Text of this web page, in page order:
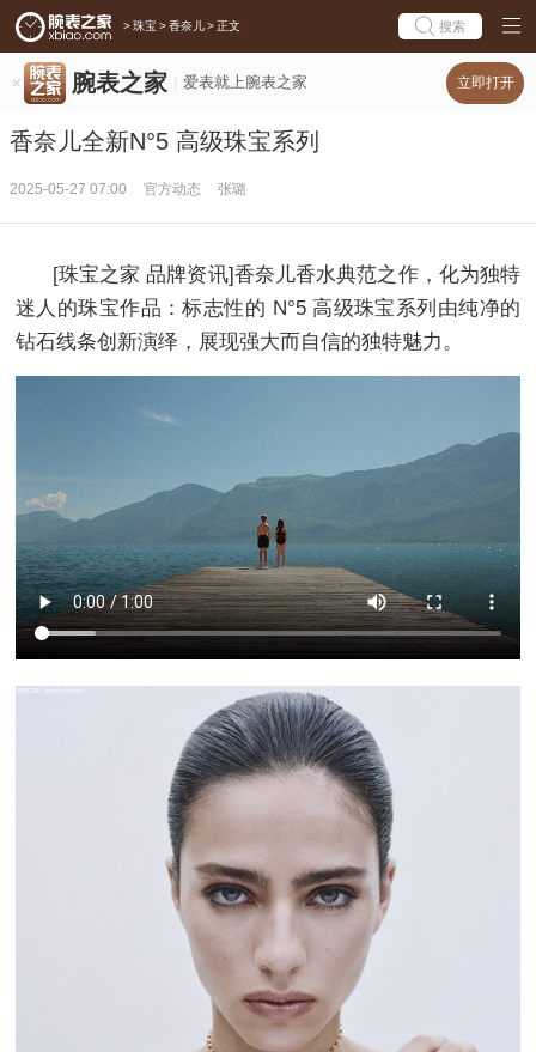
> 珠宝 > 香奈儿 > 正文 搜索
腕表之家 爱表就上腕表之家 立即打开
香奈儿全新N°5 高级珠宝系列
2025-05-27 07:00 官方动态 张璐
[珠宝之家 品牌资讯]香奈儿香水典范之作，化为独特
迷人的珠宝作品：标志性的 N°5 高级珠宝系列由纯净的
钻石线条创新演绎，展现强大而自信的独特魅力。